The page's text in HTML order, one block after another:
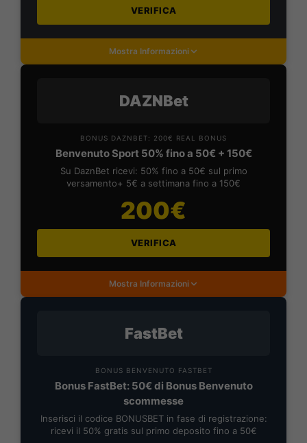
VERIFICA
Mostra Informazioni
DAZNBet
BONUS DAZNBET: 200€ REAL BONUS
Benvenuto Sport 50% fino a 50€ + 150€
Su DaznBet ricevi: 50% fino a 50€ sul primo
versamento+ 5€ a settimana fino a 150€
200€
VERIFICA
Mostra Informazioni
FastBet
BONUS BENVENUTO FASTBET
Bonus FastBet: 50€ di Bonus Benvenuto
scommesse
Inserisci il codice BONUSBET in fase di registrazione:
ricevi il 50% gratis sul primo deposito fino a 50€